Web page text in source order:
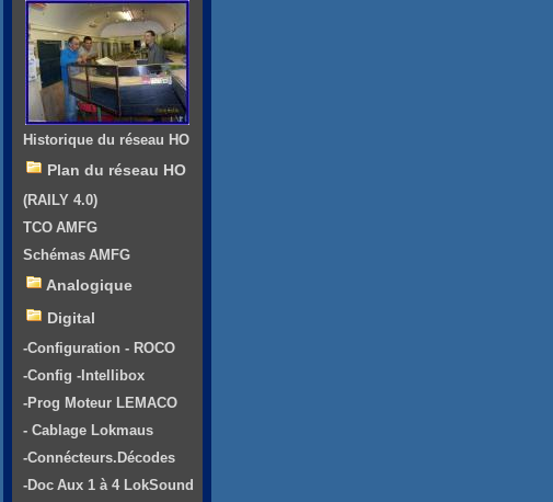
Historique du réseau HO
Plan du réseau HO
(RAILY 4.0)
TCO AMFG
Schémas AMFG
Analogique
Digital
-Configuration - ROCO
-Config -Intellibox
-Prog Moteur LEMACO
- Cablage Lokmaus
-Connécteurs.Décodes
-Doc Aux 1 à 4 LokSound